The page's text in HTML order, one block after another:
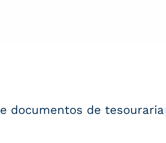
documentos de tesouraria